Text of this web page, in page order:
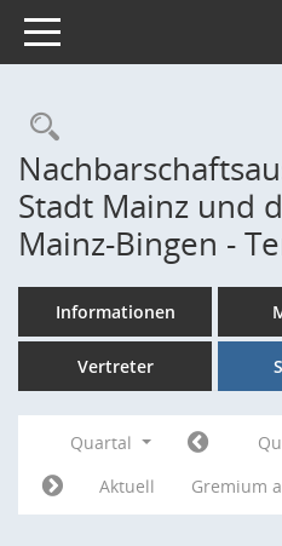
Toggle navigation
Stadt Mainz und
Mainz-Bingen -
Informationen
Vertreter
Quartal
Aktuell
Gremium